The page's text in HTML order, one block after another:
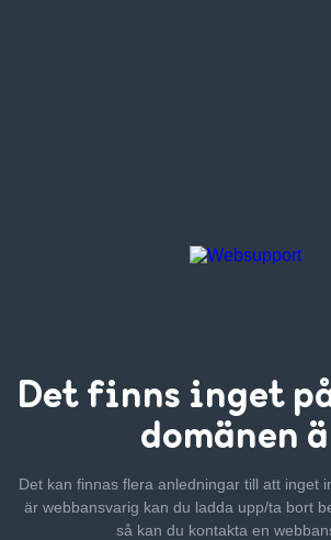
Det finns inget
domänen
Det kan finnas flera anledningar till att inget
är webbansvarig kan du ladda upp/ta bort
så kan du kontakta en